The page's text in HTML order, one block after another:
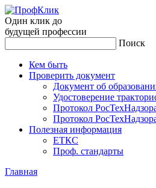
Один клик до
будущей профессии
Поиск
Кем быть
Проверить документ
Документ об
Удостоверение
Протокол
Протокол
Полезная информация
ЕТКС
Проф. стандарты
Главная